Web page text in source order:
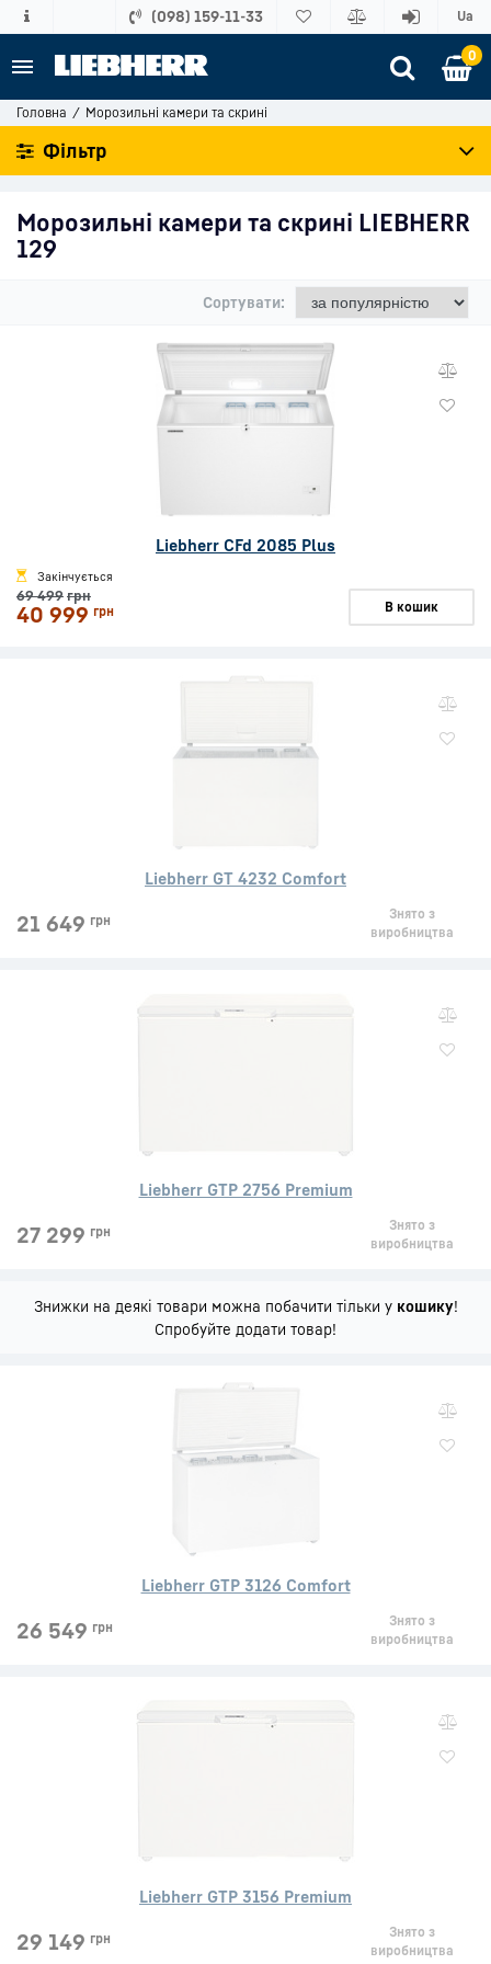
(098) 159-11-33 Ua
0
Головна Морозильні камери та скрині
Фільтр
Морозильні камери та скрині LIEBHERR
129
Сортувати:
Liebherr CFd 2085 Plus
Закінчується
69 499грн
40 999 грн В кошик
Liebherr GT 4232 Comfort
21 649 грн
Знято з
виробництва
Liebherr GTP 2756 Premium
27 299 грн
Знято з
виробництва
Знижки на деякі товари можна побачити тільки у кошику!
Спробуйте додати товар!
Liebherr GTP 3126 Comfort
26 549 грн
Знято з
виробництва
Liebherr GTP 3156 Premium
29 149 грн
Знято з
виробництва